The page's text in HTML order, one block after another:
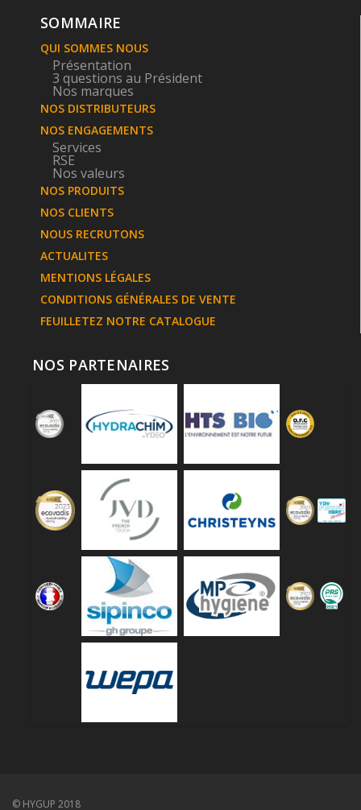
SOMMAIRE
QUI SOMMES NOUS
Présentation
3 questions au Président
Nos marques
NOS DISTRIBUTEURS
NOS ENGAGEMENTS
Services
RSE
Nos valeurs
NOS PRODUITS
NOS CLIENTS
NOUS RECRUTONS
ACTUALITES
MENTIONS LÉGALES
CONDITIONS GÉNÉRALES DE VENTE
FEUILLETEZ NOTRE CATALOGUE
NOS PARTENAIRES
© HYGUP 2018